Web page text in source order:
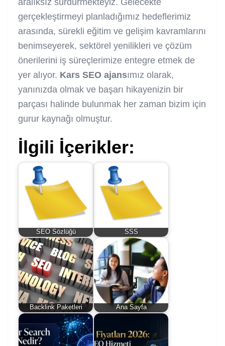
gerçekleştirmeyi planladığımız hedeflerimiz
arasında, sürekli eğitim ve gelişim kavramlarını
benimseyerek, sektörel yenilikleri ve çözüm
önerilerini iş süreçlerimize entegre etmek de
yer alıyor. Kars SEO ajansımız olarak,
yanınızda olmak ve başarı hikayenizin bir
parçası halinde bulunmak her zaman bizim için
gurur kaynağı olmuştur.
İlgili İçerikler:
SEO Sözlüğü SSS
Backlink Paketleri Ana Sayfa